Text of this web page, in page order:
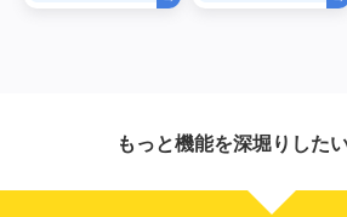
もっと機能を深堀りし